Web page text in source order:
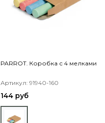
PARROT. Коробка с 4 мелками
Артикул: 91940-160
144 руб